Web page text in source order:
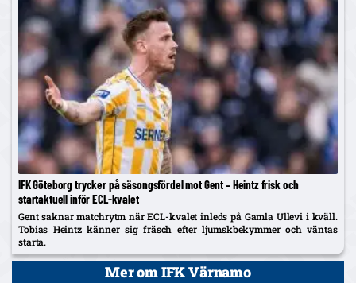
IFK Göteborg trycker på säsongsfördel mot Gent – Heintz frisk och
startaktuell inför ECL-kvalet
Gent saknar matchrytm när ECL-kvalet inleds på Gamla Ullevi i kväll.
Tobias Heintz känner sig fräsch efter ljumskbekymmer och väntas
starta.
Mer om IFK Värnamo